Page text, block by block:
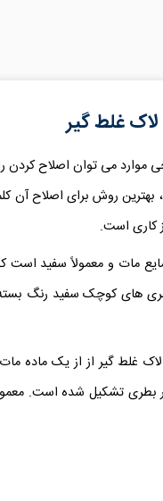
لاک غلط گیر
موارد می توان اصلاح کردن
بهترین روش برای اصلاح آن
کاری است.
مات و معمولاً سفید
های کوچک سفید رنگ
غلط گیر از از یک ماده
تشکیل شده است.